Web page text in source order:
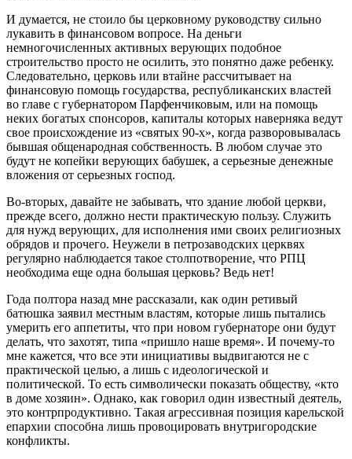
И думается, не стоило бы церковному руководству сильно
лукавить в финансовом вопросе. На деньги
немногочисленных активных верующих подобное
строительство просто не осилить, это понятно даже ребенку.
Следовательно, церковь или втайне рассчитывает на
финансовую помощь государства, республиканских властей
во главе с губернатором Парфенчиковым, или на помощь
неких богатых спонсоров, капиталы которых наверняка ведут
свое происхождение из «святых 90-х», когда разворовывалась
бывшая общенародная собственность. В любом случае это
будут не копейки верующих бабушек, а серьезные денежные
вложения от серьезных господ.
Во-вторых, давайте не забывать, что здание любой церкви,
прежде всего, должно нести практическую пользу. Служить
для нужд верующих, для исполнения ими своих религиозных
обрядов и прочего. Неужели в петрозаводских церквях
регулярно наблюдается такое столпотворение, что РПЦ
необходима еще одна большая церковь? Ведь нет!
Года полтора назад мне рассказали, как один ретивый
батюшка заявил местным властям, которые лишь пытались
умерить его аппетиты, что при новом губернаторе они будут
делать, что захотят, типа «пришло наше время». И почему-то
мне кажется, что все эти инициативы выдвигаются не с
практической целью, а лишь с идеологической и
политической. То есть символически показать обществу, «кто
в доме хозяин». Однако, как говорил один известный деятель,
это контрпродуктивно. Такая агрессивная позиция карельской
епархии способна лишь провоцировать внутригородские
конфликты.